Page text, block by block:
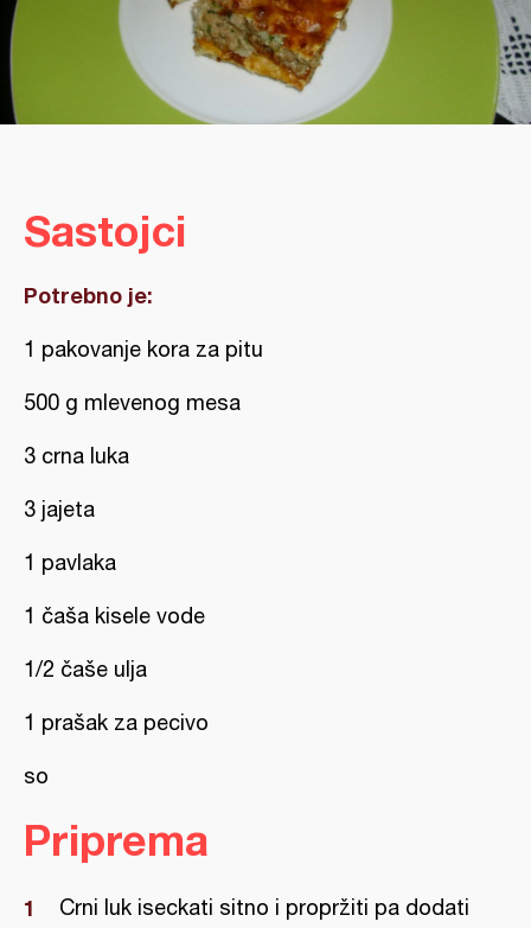
Sastojci
Potrebno je:
1 pakovanje kora za pitu
500 g mlevenog mesa
3 crna luka
3 jajeta
1 pavlaka
1 čaša kisele vode
1/2 čaše ulja
1 prašak za pecivo
so
Priprema
Crni luk iseckati sitno i propržiti pa dodati